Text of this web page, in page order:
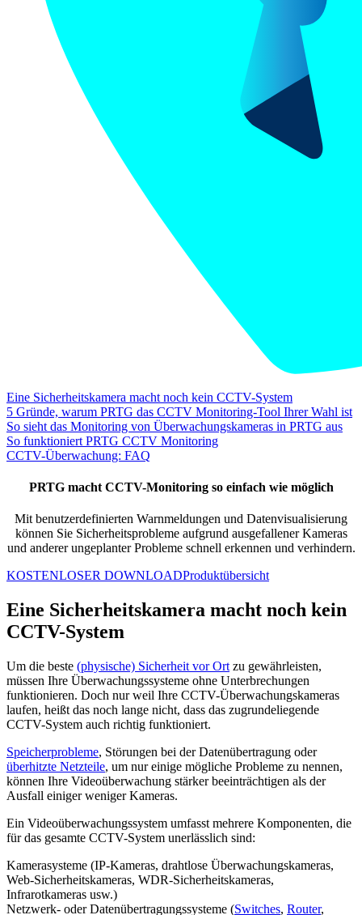
Eine Sicherheitskamera macht noch kein CCTV-System
5 Gründe, warum PRTG das CCTV Monitoring-Tool Ihrer Wahl ist
So sieht das Monitoring von Überwachungskameras in PRTG aus
So funktioniert PRTG CCTV Monitoring
CCTV-Überwachung: FAQ
PRTG macht CCTV-Monitoring so einfach wie möglich
Mit benutzerdefinierten Warnmeldungen und Datenvisualisierung
können Sie Sicherheitsprobleme aufgrund ausgefallener Kameras
und anderer ungeplanter Probleme schnell erkennen und verhindern.
KOSTENLOSER DOWNLOADProduktübersicht
Eine Sicherheitskamera macht noch kein
CCTV-System
Um die beste (physische) Sicherheit vor Ort zu gewährleisten,
müssen Ihre Überwachungssysteme ohne Unterbrechungen
funktionieren. Doch nur weil Ihre CCTV-Überwachungskameras
laufen, heißt das noch lange nicht, dass das zugrundeliegende
CCTV-System auch richtig funktioniert.
Speicherprobleme, Störungen bei der Datenübertragung oder
überhitzte Netzteile, um nur einige mögliche Probleme zu nennen,
können Ihre Videoüberwachung stärker beeinträchtigen als der
Ausfall einiger weniger Kameras.
Ein Videoüberwachungssystem umfasst mehrere Komponenten, die
für das gesamte CCTV-System unerlässlich sind:
Kamerasysteme (IP-Kameras, drahtlose Überwachungskameras,
Web-Sicherheitskameras, WDR-Sicherheitskameras,
Infrarotkameras usw.)
Netzwerk- oder Datenübertragungssysteme (Switches, Router,